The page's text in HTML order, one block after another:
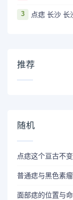
3
推荐
随机
点痣这个亘古不
普通痣与黑色素
面部痣的位置与